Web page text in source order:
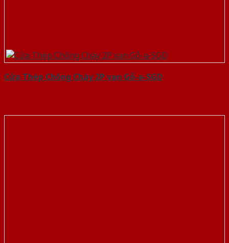
Cửa Thép Chống Cháy 2P van Gỗ-a-SGD